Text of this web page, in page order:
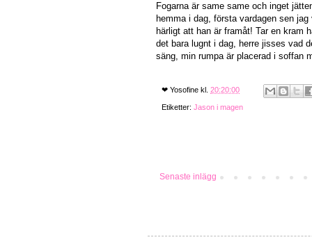
Fogarna är same same och inget
hemma i dag, första vardagen sen
härligt att han är framåt! Tar en kram
det bara lugnt i dag, herre jisses vad
säng, min rumpa är placerad i soffan
❤ Yosofine kl. 20:20:00
Etiketter: Jason i magen
Senaste inlägg